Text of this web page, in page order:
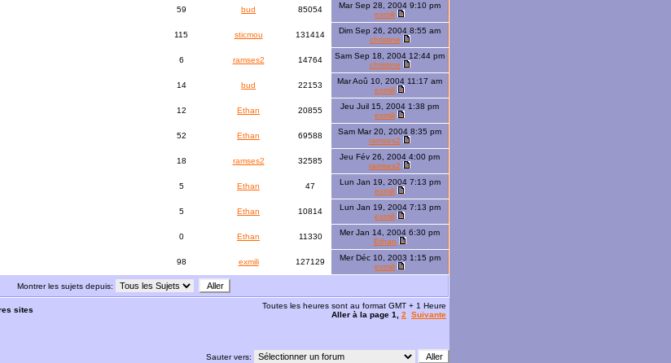
59 bud 85054
Mar Sep 28, 2004 9:10 pm
exmili
115 sticmou 131414
Dim Sep 26, 2004 8:55 am
christine
6 ramses2 14764
Sam Sep 18, 2004 12:44 pm
christine
14 bud 22153
Mar Aoû 10, 2004 11:17 am
exmili
12 Ethan 20855
Jeu Juil 15, 2004 1:38 pm
exmili
52 Ethan 69588
Sam Mar 20, 2004 8:35 pm
ramses2
18 ramses2 32585
Jeu Fév 26, 2004 4:00 pm
ramses2
5 Ethan 47
Lun Jan 19, 2004 7:13 pm
exmili
5 Ethan 10814
Lun Jan 19, 2004 7:13 pm
exmili
0 Ethan 11330
Mer Jan 14, 2004 6:30 pm
Ethan
98 exmili 127129
Mer Déc 10, 2003 1:15 pm
exmili
Montrer les sujets depuis:
sites
Toutes les heures sont au format GMT + 1 Heure
Aller à la page 1 2
Suivante
Sauter vers: